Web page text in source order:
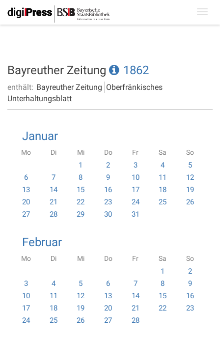
Bayreuther Zeitung 1862
enthält: Bayreuther Zeitung Oberfränkisches
Unterhaltungsblatt
Januar
Mo Di Mi Do Fr Sa So
1 2 3 4
5
6
7 8 9 10 11
12
13
14 15 16 17 18
19
20
21 22 23 24 25
26
27
28 29 30 31
Februar
Mo Di Mi Do Fr Sa So
1
2
3
4 5 6 7 8
9
10
11 12 13 14 15
16
17
18 19 20 21 22
23
24
25 26 27 28